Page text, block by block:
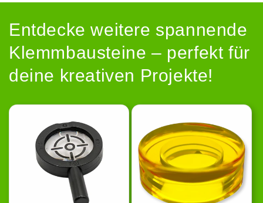
Entdecke weitere spannende
Klemmbausteine – perfekt für
deine kreativen Projekte!